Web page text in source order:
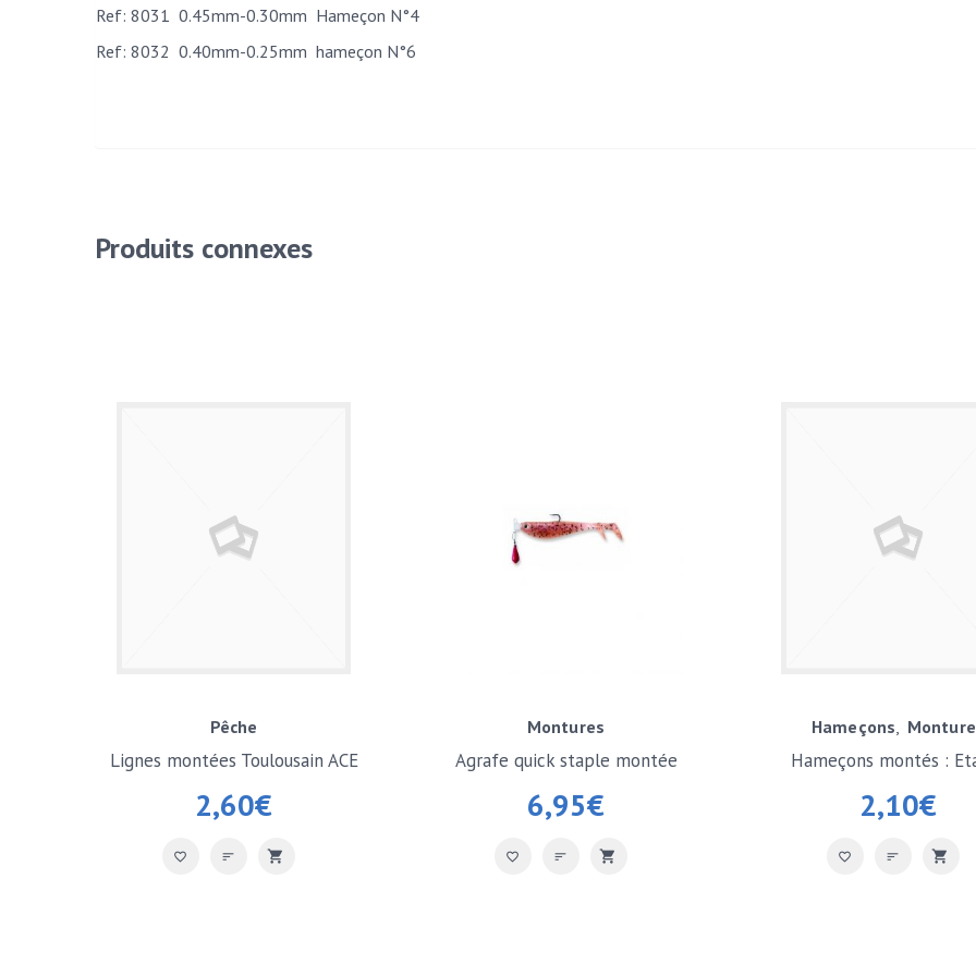
Ref: 8031 0.45mm-0.30mm Hameçon N°4
Ref: 8032 0.40mm-0.25mm hameçon N°6
Produits connexes
Pêche
2,60€
Lignes montées Toulousain ACE
Montures
6,95€
Agrafe quick staple montée
Hameçons
2,10€
Hameçons montés :